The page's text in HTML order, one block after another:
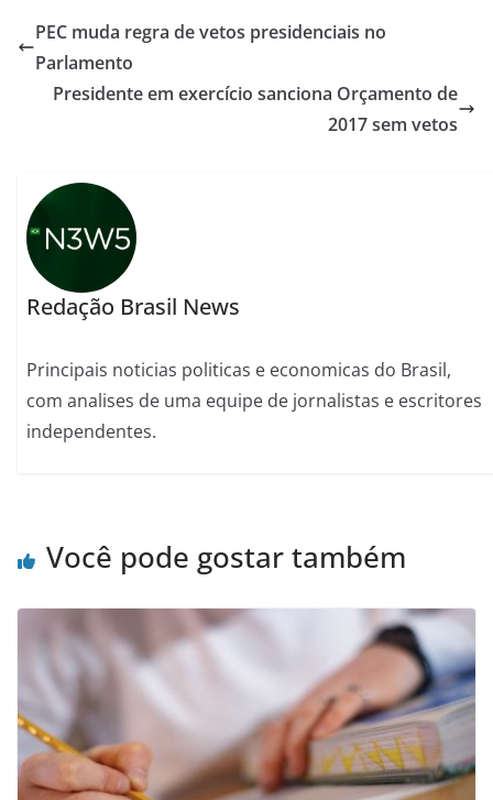
PEC muda regra de vetos presidenciais no
Parlamento
Presidente em exercício sanciona Orçamento de
2017 sem vetos
Redação Brasil News
Principais noticias politicas e economicas do Brasil,
com analises de uma equipe de jornalistas e escritores
independentes.
Você pode gostar também